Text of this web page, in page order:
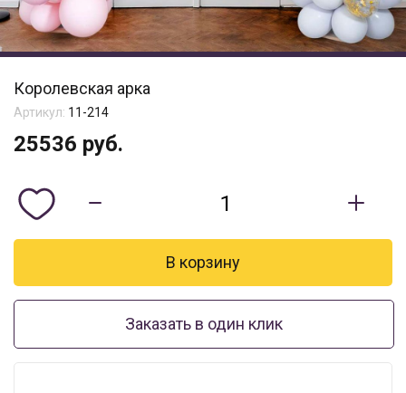
Королевская арка
Артикул: 11-214
25536 руб.
Заказать в один клик